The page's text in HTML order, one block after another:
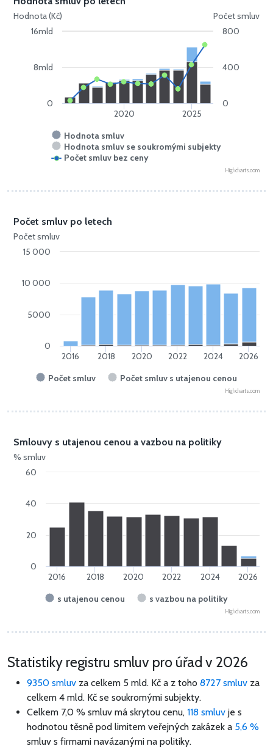
Hodnota (Kč) Počet smluv
Hodnota smluv
Hodnota smluv se soukromými subjekty
Počet smluv bez ceny
2020 2025
0
8mld
16mld
0
400
800
Highcharts.com
Počet smluv
Počet smluv po letech
Počet smluv Počet smluv s utajenou cenou
2016 2018 2020 2022 2024 2026
0
5000
10 000
15 000
Highcharts.com
% smluv
Smlouvy s utajenou cenou a vazbou na politiky
s utajenou cenou s vazbou na politiky
2016 2018 2020 2022 2024 2026
0
20
40
60
Highcharts.com
Statistiky registru smluv pro úřad v 2026
9350 smluv za celkem 5 mld. Kč a z toho 8727 smluv za
celkem 4 mld. Kč se soukromými subjekty.
Celkem 7,0 % smluv má skrytou cenu, 118 smluv je s
hodnotou těsně pod limitem veřejných zakázek a 5,6 %
smluv s firmami navázanými na politiky.